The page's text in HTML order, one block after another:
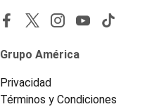
Grupo América
Privacidad
Términos y Condiciones